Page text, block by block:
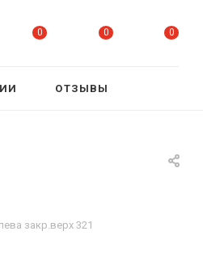
0 0 0
ОТЗЫВЫ
закр.верх 321